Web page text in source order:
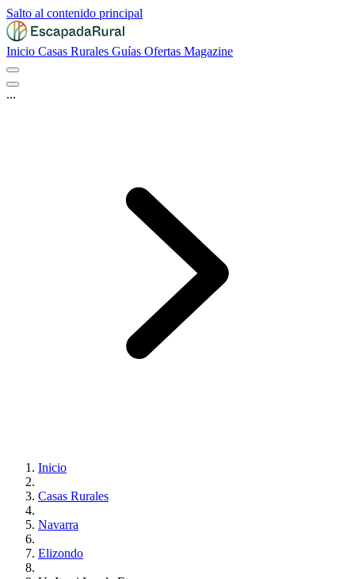
Salto al contenido principal
Inicio Casas Rurales Guías Ofertas Magazine
...
Inicio
Casas Rurales
Navarra
Elizondo